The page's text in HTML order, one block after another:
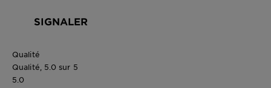
SIGNALER
Qualité
Qualité, 5.0 sur 5
5.0